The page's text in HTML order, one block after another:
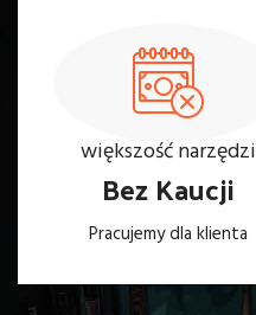
większość narzędzi
Bez Kaucji
Pracujemy dla klienta